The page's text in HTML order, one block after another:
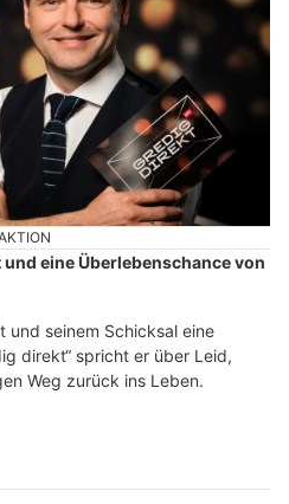
eine Überlebenschance von
und seinem Schicksal eine
direkt“ spricht er über Leid,
Weg zurück ins Leben.